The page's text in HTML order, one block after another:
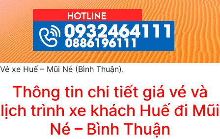
Vé xe Huế – Mũi Né (Bình Thuận).
Thông tin chi tiết giá vé và
lịch trình xe khách Huế đi Mũi
Né – Bình Thuận